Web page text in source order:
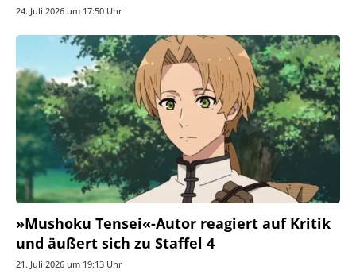
24. Juli 2026 um 17:50 Uhr
»Mushoku Tensei«-Autor reagiert auf Kritik
und äußert sich zu Staffel 4
21. Juli 2026 um 19:13 Uhr